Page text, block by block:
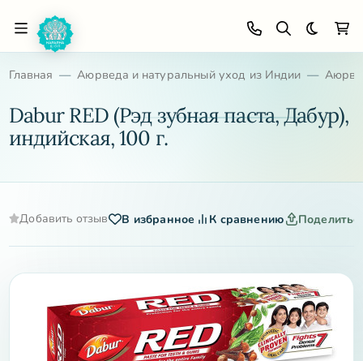
Темная
Главная Аюрведа и натуральный уход из Индии
Dabur RED (Рэд зубная паста, Дабур),
индийская, 100 г.
Добавить отзыв В избранное К сравнению